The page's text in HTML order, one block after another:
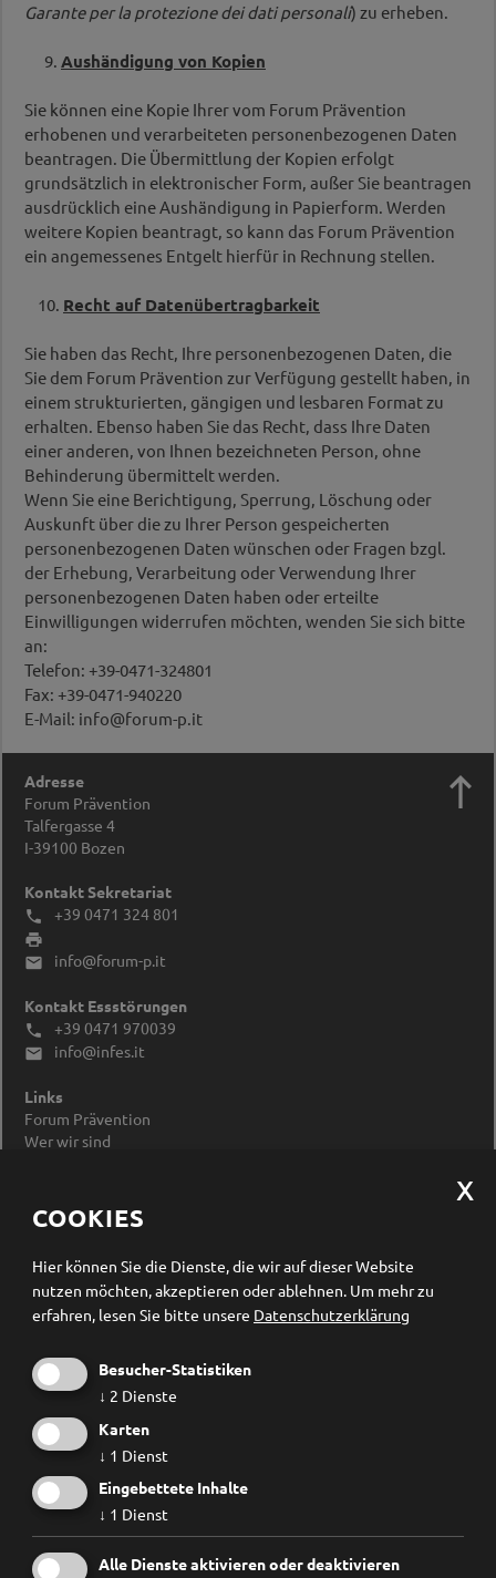
Garante per la protezione dei dati personali) zu erheben.
9. Aushändigung von Kopien
Sie können eine Kopie Ihrer vom Forum Prävention
erhobenen und verarbeiteten personenbezogenen Daten
beantragen. Die Übermittlung der Kopien erfolgt
grundsätzlich in elektronischer Form, außer Sie beantragen
ausdrücklich eine Aushändigung in Papierform. Werden
weitere Kopien beantragt, so kann das Forum Prävention
ein angemessenes Entgelt hierfür in Rechnung stellen.
10. Recht auf Datenübertragbarkeit
Sie haben das Recht, Ihre personenbezogenen Daten, die
Sie dem Forum Prävention zur Verfügung gestellt haben, in
einem strukturierten, gängigen und lesbaren Format zu
erhalten. Ebenso haben Sie das Recht, dass Ihre Daten
einer anderen, von Ihnen bezeichneten Person, ohne
Behinderung übermittelt werden.
Wenn Sie eine Berichtigung, Sperrung, Löschung oder
Auskunft über die zu Ihrer Person gespeicherten
personenbezogenen Daten wünschen oder Fragen bzgl.
der Erhebung, Verarbeitung oder Verwendung Ihrer
personenbezogenen Daten haben oder erteilte
Einwilligungen widerrufen möchten, wenden Sie sich bitte
an:
Telefon: +39-0471-324801
Fax: +39-0471-940220
E-Mail: info@forum-p.it
Adresse
Forum Prävention
Talfergasse 4
I-39100 Bozen
Kontakt Sekretariat
 +39 0471 324 801


info@forum-p.it
Kontakt Essstörungen
 +39 0471 970039
 info@infes.it
Links
Forum Prävention
Wer wir sind
Cookieeinstellungen ändern

Newsletter Anmeldung
erkenne diese ausdrücklich an.
COOKIES
Hier können Sie die Dienste, die wir auf dieser Website
nutzen möchten, akzeptieren oder ablehnen. Um mehr zu
erfahren, lesen Sie bitte unsere Datenschutzerklärung
Besucher-Statistiken
↓ 2 Dienste
Karten
↓ 1 Dienst
Eingebettete Inhalte
↓ 1 Dienst
Alle Dienste aktivieren oder deaktivieren